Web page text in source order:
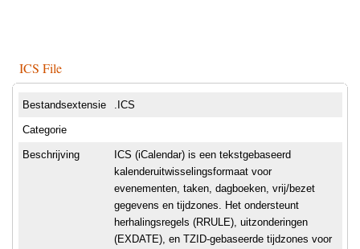
ICS File
Bestandsextensie .ICS
Categorie
Beschrijving
ICS (iCalendar) is een tekstgebaseerd
kalenderuitwisselingsformaat voor
evenementen, taken, dagboeken, vrij/bezet
gegevens en tijdzones. Het ondersteunt
herhalingsregels (RRULE), uitzonderingen
(EXDATE), en TZID-gebaseerde tijdzones voor